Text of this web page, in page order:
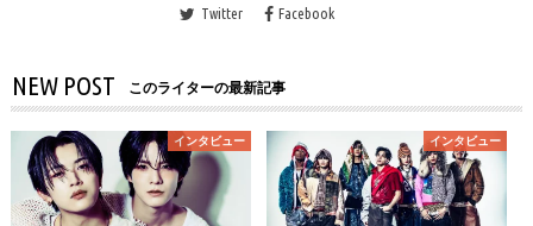
Twitter Facebook
NEW POST このライターの最新記事
インタビュー インタビュー